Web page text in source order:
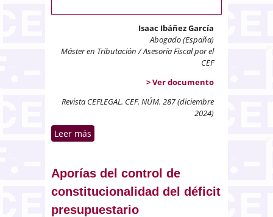
Isaac Ibáñez García
Abogado (España)
Máster en Tributación / Asesoría Fiscal por el
CEF
> Ver documento
Revista CEFLEGAL. CEF. NÚM. 287 (diciembre
2024)
Leer más
efectivo del derecho
fundamental a la participación y
el escrutinio en los asuntos
públicos
Aporías del control de
constitucionalidad del déficit
presupuestario